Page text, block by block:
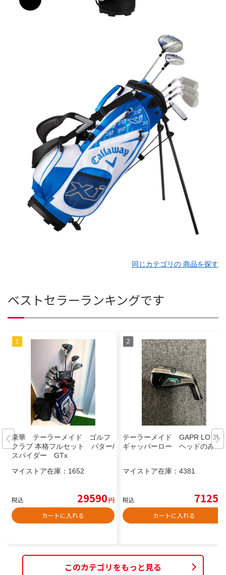
同じカテゴリの 商品を探す
ベストセラーランキングです
豪華 テーラーメイド ゴルフ
クラブ 本格フルセット パター/
スパイダー GTx
マイストア在庫： 1652
税込 29590円
カートに入れる
テーラーメイド GAPR LO 3U
ギャッパーロー ヘッドのみ
マイストア在庫： 4381
税込 7125
カートに入れる
このカテゴリをもっと見る